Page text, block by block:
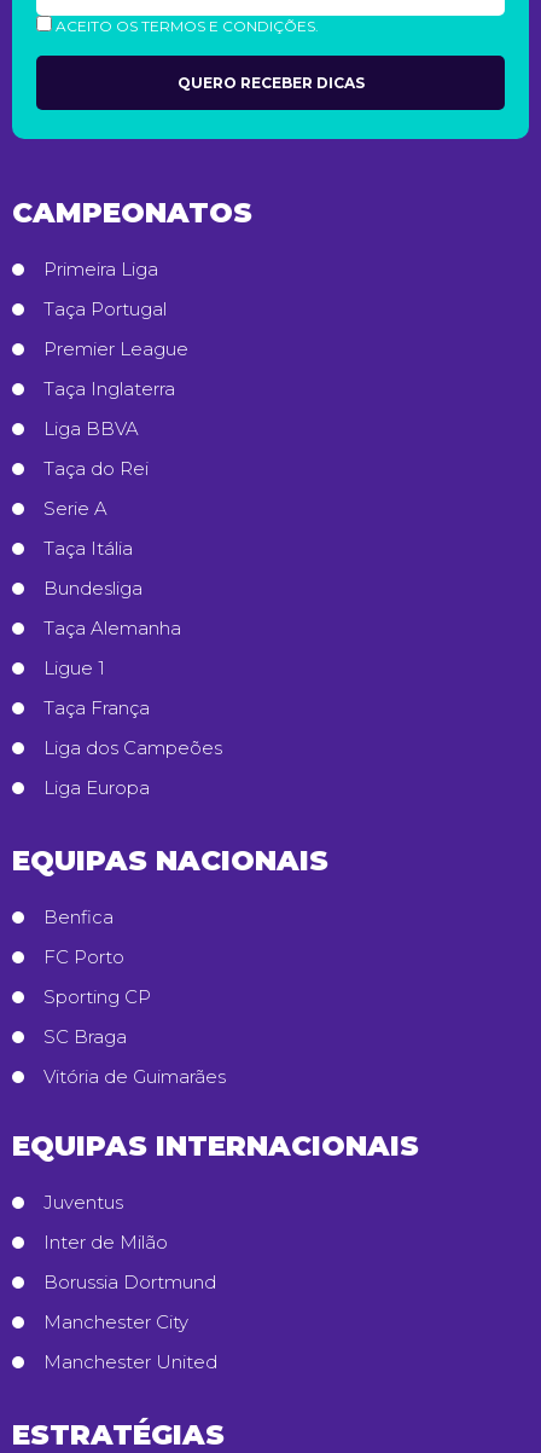
ACEITO OS TERMOS E CONDIÇÕES.
CAMPEONATOS
Primeira Liga
Taça Portugal
Premier League
Taça Inglaterra
Liga BBVA
Taça do Rei
Serie A
Taça Itália
Bundesliga
Taça Alemanha
Ligue 1
Taça França
Liga dos Campeões
Liga Europa
EQUIPAS NACIONAIS
Benfica
FC Porto
Sporting CP
SC Braga
Vitória de Guimarães
EQUIPAS INTERNACIONAIS
Juventus
Inter de Milão
Borussia Dortmund
Manchester City
Manchester United
ESTRATÉGIAS